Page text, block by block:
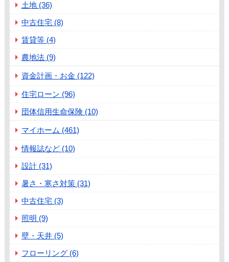
土地 (36)
中古住宅 (8)
賃貸等 (4)
農地法 (9)
資金計画・お金 (122)
住宅ローン (96)
団体信用生命保険 (10)
マイホーム (461)
情報誌など (10)
設計 (31)
暑さ・寒さ対策 (31)
中古住宅 (3)
照明 (9)
壁・天井 (5)
フローリング (6)